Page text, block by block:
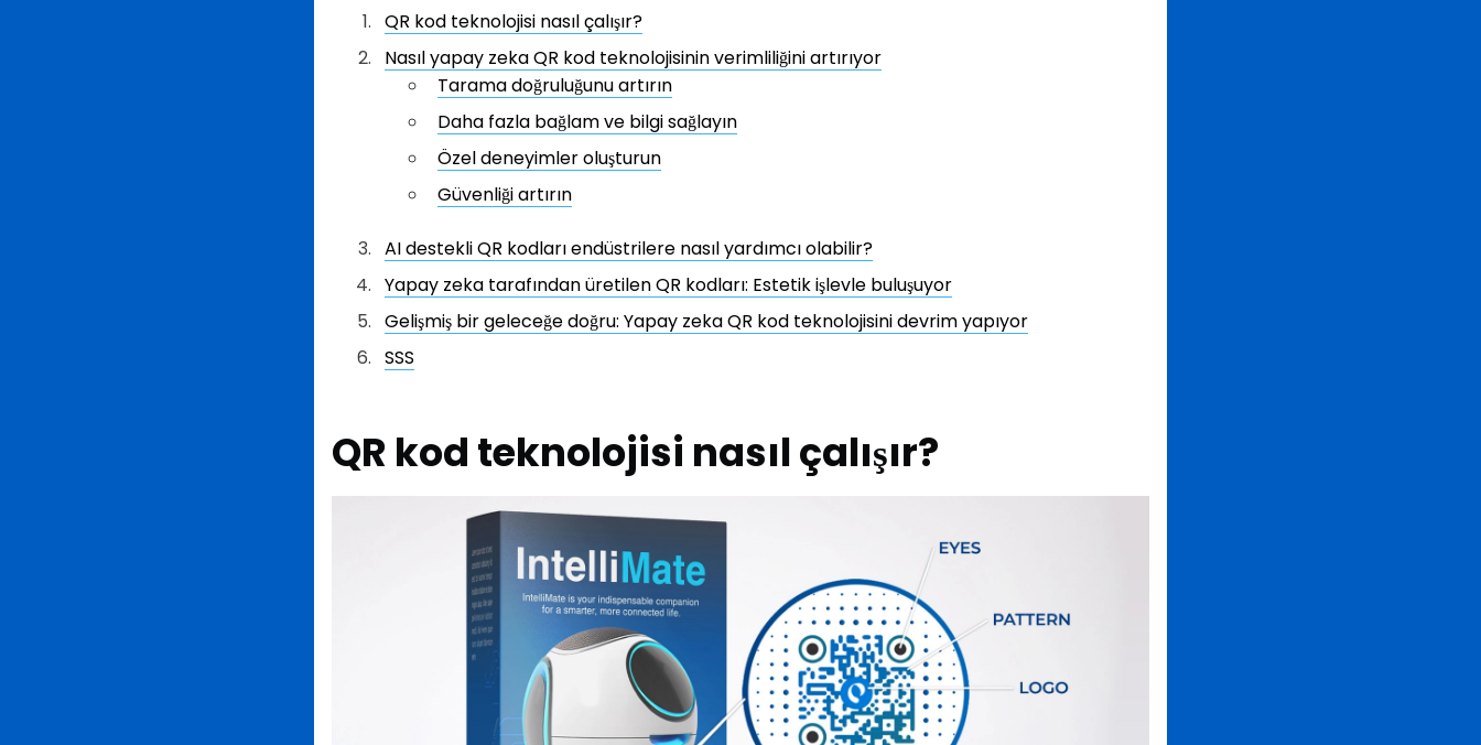
QR kod teknolojisi nasıl çalışır?
Nasıl yapay zeka QR kod teknolojisinin verimliliğini artırıyor
Tarama doğruluğunu artırın
Daha fazla bağlam ve bilgi sağlayın
Özel deneyimler oluşturun
Güvenliği artırın
AI destekli QR kodları endüstrilere nasıl yardımcı olabilir?
Yapay zeka tarafından üretilen QR kodları: Estetik işlevle buluşuyor
Gelişmiş bir geleceğe doğru: Yapay zeka QR kod teknolojisini devrim yapıyor
SSS
QR kod teknolojisi nasıl çalışır?